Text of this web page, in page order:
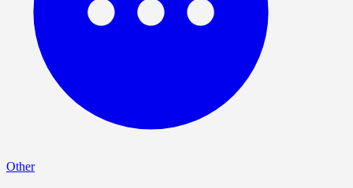
Other